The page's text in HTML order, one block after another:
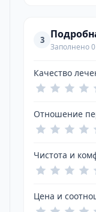
3
Заполнено
Качество
Отношение
Чистота и
Цена и